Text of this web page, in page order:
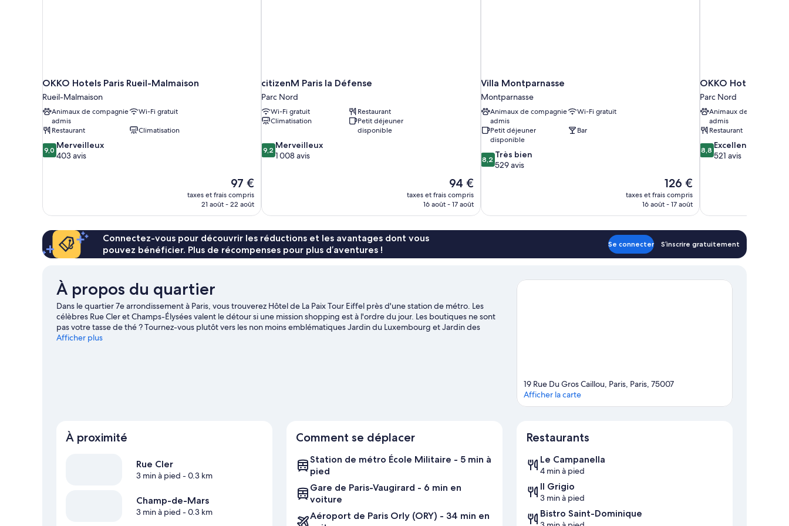
OKKO Hotels Paris Rueil-Malmaison
Rueil-Malmaison
Animaux de compagnie
admis
Wi-Fi gratuit
Restaurant
Climatisation
9.0
sur
9,0 Merveilleux
403 avis
Le
nouveau
prix
97 €
97 €
taxes et frais compris
21 août - 22 août
citizenM Paris la Défense
Parc Nord
Wi-Fi gratuit
Restaurant
Climatisation
Petit déjeuner
disponible
9.2
sur
9,2 Merveilleux
1 008 avis
Le
nouveau
prix
94 €
94 €
taxes et frais compris
16 août - 17 août
Villa Montparnasse
Montparnasse
Animaux de compagnie
admis
Wi-Fi gratuit
Petit déjeuner
disponible
Bar
8.2
sur
529 avis
8,2 Très bien
529 avis
Le
nouveau
prix
126 €
126 €
taxes et frais compris
16 août - 17 août
OKKO Hotels Paris
Parc Nord
Animaux de compagnie
admis
Restaurant
8.8
sur
8,8 Excellent
521 avis
Connectez-vous pour découvrir les réductions et les avantages dont vous
pouvez bénéficier. Plus de récompenses pour plus d’aventures !
Se connecter S’inscrire gratuitement
À propos du quartier
Dans le quartier 7e arrondissement à Paris, vous trouverez Hôtel de La Paix Tour Eiffel près d'une station de métro. Les
célèbres Rue Cler et Champs-Élysées valent le détour si une mission shopping est à l'ordre du jour. Les boutiques ne sont
pas votre tasse de thé ? Tournez-vous plutôt vers les non moins emblématiques Jardin du Luxembourg et Jardin des
Tuileries. Envie de vibrer le temps d'une soirée ? Consultez l'affiche des illustres Stade Roland-Garros et Parc des Princes.
Afficher plus
19 Rue Du Gros Caillou, Paris, Paris, 75007
Afficher la carte
À proximité
Rue Cler
3 min à pied - 0.3 km
Champ-de-Mars
3 min à pied - 0.3 km
Comment se déplacer
Station de métro École Militaire - 5 min à
pied
Gare de Paris-Vaugirard - 6 min en
voiture
Aéroport de Paris Orly (ORY) - 34 min en
Restaurants
Le Campanella
4 min à pied
Il Grigio
3 min à pied
Bistro Saint-Dominique